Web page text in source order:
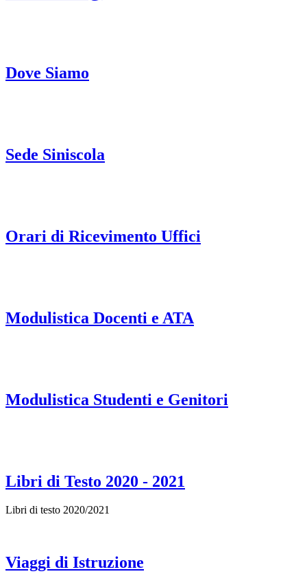
Dove Siamo
Sede Siniscola
Orari di Ricevimento Uffici
Modulistica Docenti e ATA
Modulistica Studenti e Genitori
Libri di Testo 2020 - 2021
Libri di testo 2020/2021
Viaggi di Istruzione